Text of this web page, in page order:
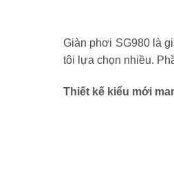
Giàn phơi SG980 là
tôi lựa chọn nhiều.
Thiết kế kiểu mới